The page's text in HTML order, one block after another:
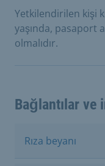
Yetkilendirilen kişi
yaşında, pasaport
olmalıdır.
Bağlantılar ve
Rıza beyanı